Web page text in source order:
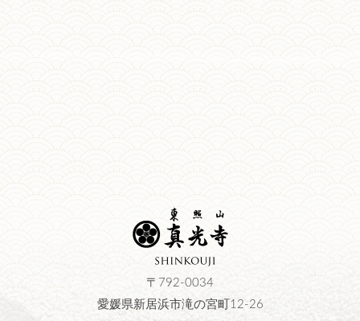
〒792-0034
愛媛県新居浜市滝の宮町12-26